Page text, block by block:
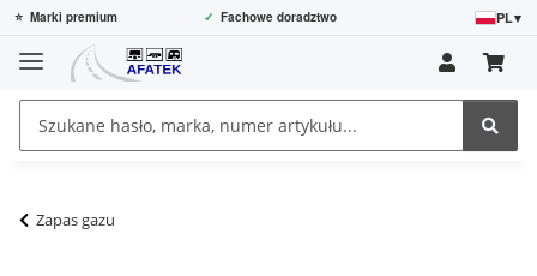
⭐ Marki premium ✓ Fachowe doradztwo PL▾
Zapas gazu